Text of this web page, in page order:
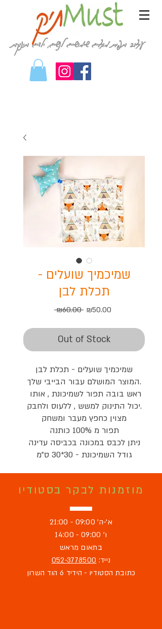
עיצוב ותפירת מוצרים שימושיים לנשים, ילדים ותינוקות
שמיכמיך שועלים -
תכלת לבן
₪60.00 Regular
₪50.00
Out of Stock
שמיכמיך שועלים - תכלת לבן
המוצר המושלם עבור הבייבי שלך.
יכול התינוק למשש , ללעוס ולחבק.
מצוין כחפץ מעבר ומשחק
תפור מ 100% כותנה
ניתן לכבס במכונה בכביסה עדינה
גודל השמיכונת - 30*30 ס"מ
מוזמנות לבקר בסטודיו
א'-ה' 09:00 - 21:00
ו' 09:00 - 14:00
בתאום מראש
נייד: 052-3778500
כתובת הסטודיו - הידיד 6 הוד השרון